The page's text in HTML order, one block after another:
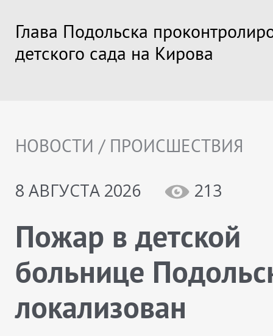
Глава Подольска
детского сада на Кирова
НОВОСТИ / ПРОИСШЕСТВИЯ
8 АВГУСТА 2026
213
Пожар в детской
больнице
локализован